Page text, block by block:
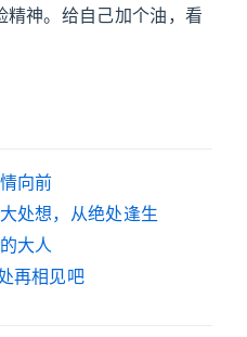
神。给自己加个油，看
向前
处想，从绝处逢生
大人
再相见吧